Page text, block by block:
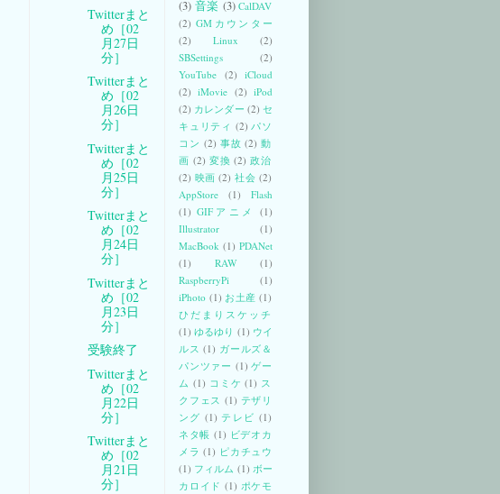
Twitterまと
め［02
月27日
分］
Twitterまと
め［02
月26日
分］
Twitterまと
め［02
月25日
分］
Twitterまと
め［02
月24日
分］
Twitterまと
め［02
月23日
分］
受験終了
Twitterまと
め［02
月22日
分］
Twitterまと
め［02
月21日
分］
(3) 音楽 (3) CalDAV
(2) GMカウンター
(2)
Linux
(2)
SBSettings
(2)
YouTube (2) iCloud
(2) iMovie (2) iPod
(2) カレンダー (2) セ
キュリティ (2) パソ
コン (2) 事故 (2) 動
画 (2) 変換 (2) 政治
(2) 映画 (2) 社会 (2)
AppStore
(1)
Flash
(1) GIFアニメ
(1)
Illustrator
(1)
MacBook (1) PDANet
(1)
RAW
(1)
RaspberryPi
(1)
iPhoto (1) お土産 (1)
ひだまりスケッチ
(1) ゆるゆり (1) ウイ
ルス (1) ガールズ＆
パンツァー (1) ゲー
ム (1) コミケ (1) ス
クフェス (1) テザリ
ング (1) テレビ (1)
ネタ帳 (1) ビデオカ
メラ (1) ピカチュウ
(1) フィルム (1) ボー
カロイド (1) ポケモ